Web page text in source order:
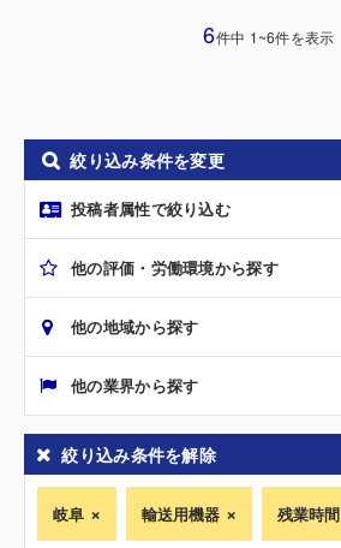
6件中 1~6件を表示
絞り込み条件を変更
投稿者属性で絞り込む
他の評価・労働環境から探す
他の地域から探す
他の業界から探す
絞り込み条件を解除
岐阜 輸送用機器 残業時間